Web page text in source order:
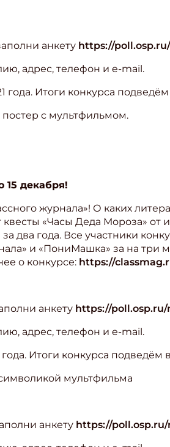
анкету https://
адрес, телефон и e-mail.
года. Итоги конкурса
с мультфильмом.
15 декабря!
журнала»! О каких
«Часы Деда Мороза» от
два года. Все участники
и «ПониМашка» за на три
о конкурсе: https://
анкету https://poll.osp.ru/
адрес, телефон и e-mail.
Итоги конкурса подведём
мультфильма
анкету https://poll.osp.ru/